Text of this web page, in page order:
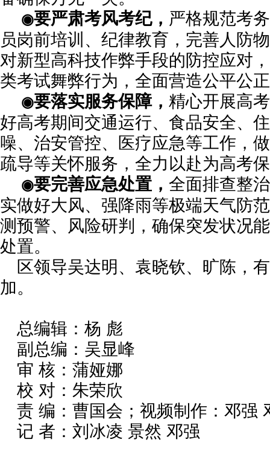
◉要严肃考风考纪， 严格规范考
员岗前培训、纪律教育，完善人防
对新型高科技作弊手段的防控应对
类考试舞弊行为，全面营造公平公
◉要落实服务保障， 精心开展高
好高考期间交通运行、食品安全、
噪、治安管控、医疗应急等工作，
疏导等关怀服务，全力以赴为高考
◉要完善应急处置， 全面排查整
实做好大风、强降雨等极端天气防
测预警、风险研判，确保突发状况
处置。
区领导吴达明、袁晓钦、旷陈，
加。
总编辑：杨 彪
副总编：吴显峰
审 核：蒲娅娜
校 对：朱荣欣
责 编：曹国会；视频制作：邓强
记 者：刘冰凌 景然 邓强